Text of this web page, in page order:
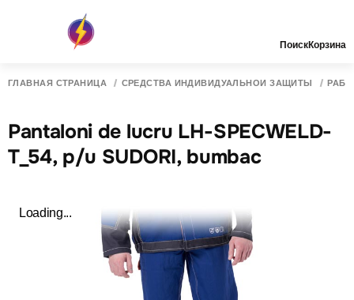
ПоискКорзина
ГЛАВНАЯ СТРАНИЦА СРЕДСТВА ИНДИВИДУАЛЬНОЙ ЗАЩИТЫ
Pantaloni de lucru LH-SPECWELD-
T_54, p/u SUDORI, bumbac
Loading...